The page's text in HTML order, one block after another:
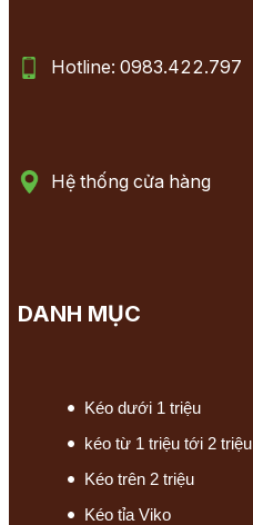
Hotline: 0983.422.797
Hệ thống cửa hàng
DANH MỤC
Kéo dưới 1 triệu
kéo từ 1 triệu tới 2 triệu
Kéo trên 2 triệu
Kéo tỉa Viko